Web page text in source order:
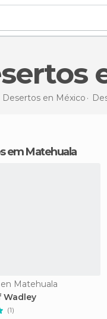
Desertos en México
em Matehuala
Matehuala
Wadley
(1)